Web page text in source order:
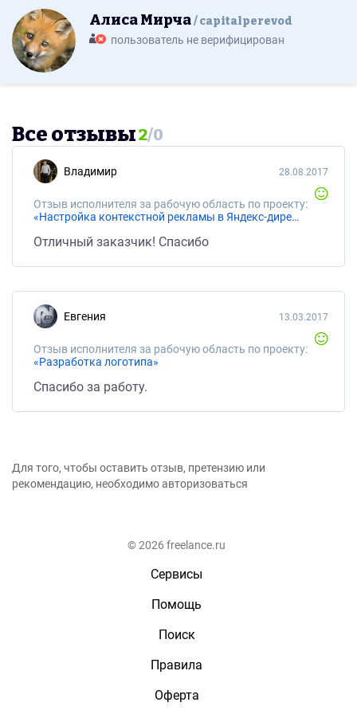
Алиса Мирча capitalperevod
пользователь не верифицирован
Все отзывы2/0
Владимир
Отзыв исполнителя за рабочую область по проекту:
«Настройка контекстной рекламы в Яндекс-директ с нуля»
28.08.2017
Отличный заказчик! Спасибо
Евгения
Отзыв исполнителя за рабочую область по проекту:
«Разработка логотипа»
13.03.2017
Спасибо за работу.
Для того, чтобы оставить отзыв, претензию или
рекомендацию, необходимо авторизоваться
© 2026 freelance.ru
Сервисы
Помощь
Поиск
Правила
Оферта